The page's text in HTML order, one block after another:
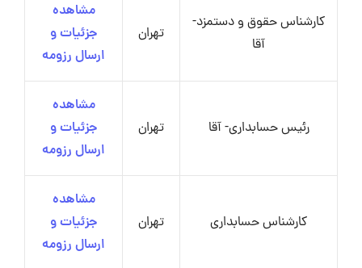
کارشناس حقوق و دستمزد-
آقا
تهران
مشاهده
جزئیات و
ارسال رزومه
رئیس حسابداری- آقا تهران
مشاهده
جزئیات و
ارسال رزومه
کارشناس حسابداری تهران
مشاهده
جزئیات و
ارسال رزومه